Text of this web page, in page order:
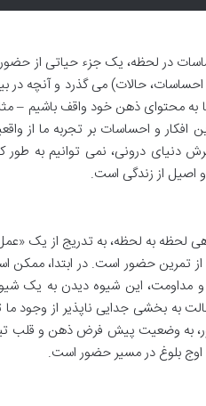
در لحظه، یک جزء حیاتی از
احساسات، حالات) می گذرد و آنچه در
به محتوای ذهن خود واقف باشیم –
افکار و احساسات بر تجربه ما از
دنیای درونی، نمی توانیم به طور
و اصیل از زندگی است.
لحظه به لحظه، به تدریج از یک
تمرین حضور است. در ابتدا، ممکن
و مداومت، این شیوه دیدن به یک
به بخشی جدایی ناپذیر از وجود ما
به وضعیت پیش فرض ذهن و قلب
اوج بلوغ در مسیر حضور است.